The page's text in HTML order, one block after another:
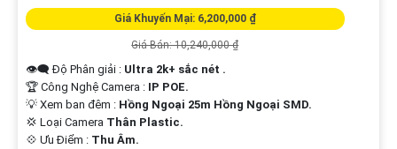
Giá Khuyến Mại: 6,200,000 ₫
Giá Bán: 10,240,000 ₫
👁️‍🗨 Độ Phân giải : Ultra 2k+ sắc nét .
🏆 Công Nghệ Camera : IP POE.
💡 Xem ban đêm : Hồng Ngoại 25m Hồng Ngoại SMD.
💢 Loại Camera Thân Plastic.
️💠 Ưu Điểm : Thu Âm.